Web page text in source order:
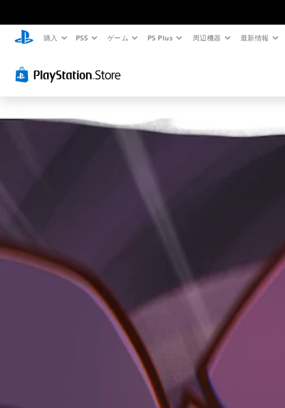
購入 PS5 ゲーム PS Plus 周辺機器 最新情報